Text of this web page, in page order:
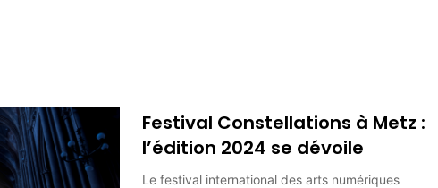
Festival Constellations à Metz :
l’édition 2024 se dévoile
Le festival international des arts numériques